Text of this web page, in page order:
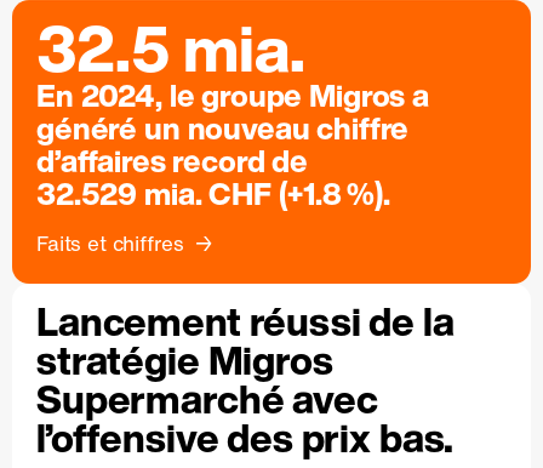
32.5 mia.
En 2024, le groupe Migros a
généré un nouveau chiffre
d’affaires record de
32.529 mia. CHF (+1.8 %).
Faits et chiffres
Lancement réussi de la
stratégie Migros
Supermarché avec
l’offensive des prix bas.